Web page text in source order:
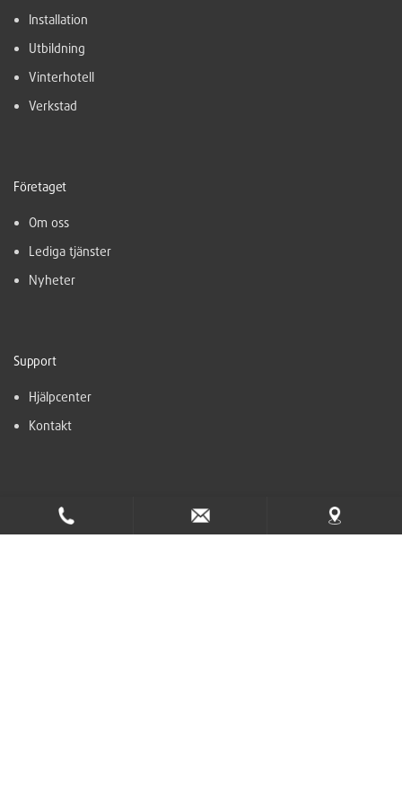
Installation
Utbildning
Vinterhotell
Verkstad
Företaget
Om oss
Lediga tjänster
Nyheter
Support
Hjälpcenter
Kontakt